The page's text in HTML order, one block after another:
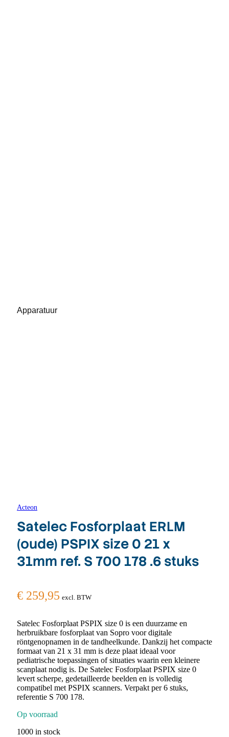
Apparatuur
Acteon
Satelec Fosforplaat ERLM
(oude) PSPIX size 0 21 x
31mm ref. S 700 178 .6 stuks
€ 259,95 excl. BTW
Satelec Fosforplaat PSPIX size 0 is een duurzame en
herbruikbare fosforplaat van Sopro voor digitale
röntgenopnamen in de tandheelkunde. Dankzij het compacte
formaat van 21 x 31 mm is deze plaat ideaal voor
pediatrische toepassingen of situaties waarin een kleinere
scanplaat nodig is. De Satelec Fosforplaat PSPIX size 0
levert scherpe, gedetailleerde beelden en is volledig
compatibel met PSPIX scanners. Verpakt per 6 stuks,
referentie S 700 178.
Op voorraad
1000 in stock